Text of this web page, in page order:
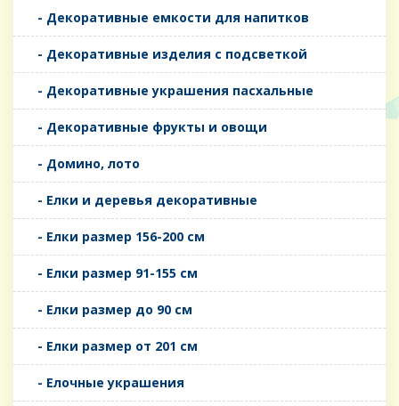
- Декоративные емкости для напитков
- Декоративные изделия с подсветкой
- Декоративные украшения пасхальные
- Декоративные фрукты и овощи
- Домино, лото
- Елки и деревья декоративные
- Елки размер 156-200 см
- Елки размер 91-155 см
- Елки размер до 90 см
- Елки размер от 201 см
- Елочные украшения